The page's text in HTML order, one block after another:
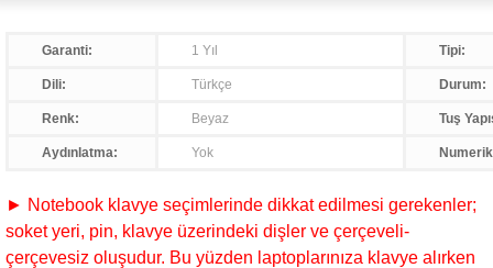
Garanti: 1 Yıl Tipi:
Dili: Türkçe Durum:
Renk: Beyaz Tuş
Aydınlatma: Yok
► Notebook klavye seçimlerinde dikkat edilmesi gerekenler;
soket yeri, pin, klavye üzerindeki dişler ve çerçeveli-
çerçevesiz oluşudur. Bu yüzden laptoplarınıza klavye alırken